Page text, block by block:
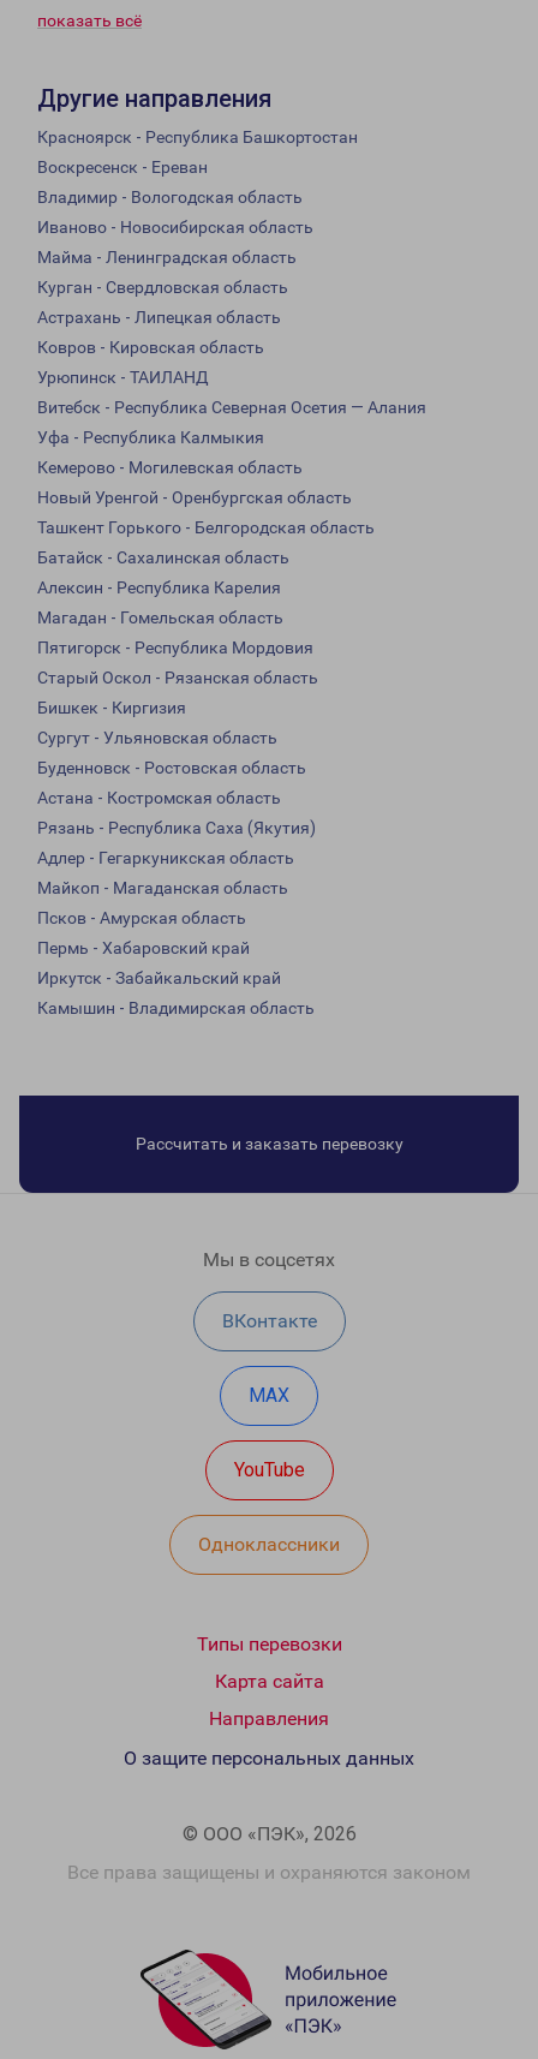
показать всё
Другие направления
Красноярск - Республика Башкортостан
Воскресенск - Ереван
Владимир - Вологодская область
Иваново - Новосибирская область
Майма - Ленинградская область
Курган - Свердловская область
Астрахань - Липецкая область
Ковров - Кировская область
Урюпинск - ТАИЛАНД
Витебск - Республика Северная Осетия — Алания
Уфа - Республика Калмыкия
Кемерово - Могилевская область
Новый Уренгой - Оренбургская область
Ташкент Горького - Белгородская область
Батайск - Сахалинская область
Алексин - Республика Карелия
Магадан - Гомельская область
Пятигорск - Республика Мордовия
Старый Оскол - Рязанская область
Бишкек - Киргизия
Сургут - Ульяновская область
Буденновск - Ростовская область
Астана - Костромская область
Рязань - Республика Саха (Якутия)
Адлер - Гегаркуникская область
Майкоп - Магаданская область
Псков - Амурская область
Пермь - Хабаровский край
Иркутск - Забайкальский край
Камышин - Владимирская область
Рассчитать и заказать перевозку
Мы в соцсетях
ВКонтакте
MAX
YouTube
Одноклассники
Типы перевозки
Карта сайта
Направления
© ООО «ПЭК», 2026
Все права защищены и охраняются законом
О защите персональных данных